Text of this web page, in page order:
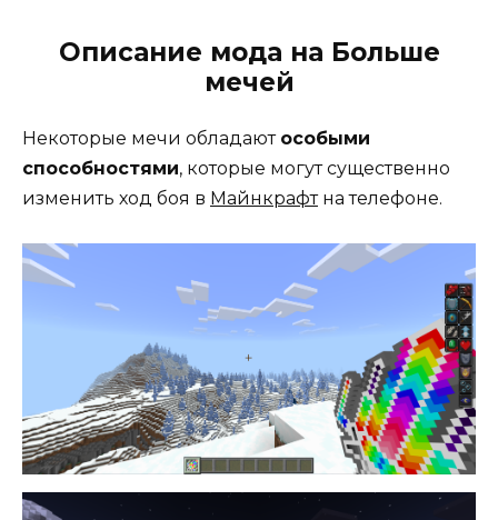
Описание мода на Больше
мечей
Некоторые мечи обладают особыми
способностями, которые могут существенно
изменить ход боя в Майнкрафтна телефоне.